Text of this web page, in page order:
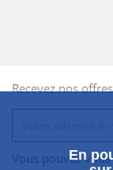
Recevez nos
Vous pouvez
En